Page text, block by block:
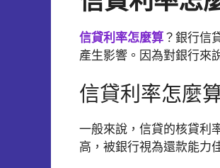
信貸利率怎麼算 ？銀行信
產生影響。因為對銀行來
信貸利率怎麼
一般來說，信貸的核貸利
高，被銀行視為還款能力